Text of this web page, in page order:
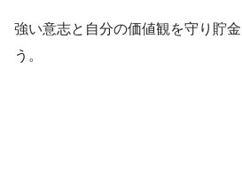
強い意志と自分の価値観を守り貯
う。